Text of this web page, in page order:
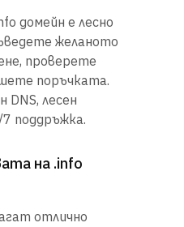
домейн е лесно
желаното
проверете
поръчката.
DNS, лесен
поддръжка.
на .info
отлично